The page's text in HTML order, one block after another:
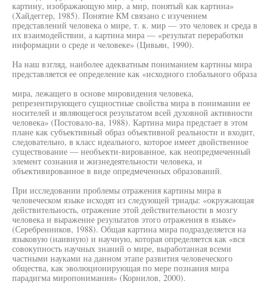
картину, изображающую мир, а мир, понятый как картина»
(Хайдеггер, 1985). Понятие КМ связано с изучением
представлений человека о мире, т. к. мир — это человек и среда в
их взаимодействии, а картина мира — «результат переработки
информации о среде и человеке» (Цивьян, 1990).
На наш взгляд, наиболее адекватным пониманием картины мира
представляется ее определение как «исходного глобального образа
мира, лежащего в основе мировидения человека,
репрезентирующего сущностные свойства мира в понимании ее
носителей и являющегося результатом всей духовной активности
человека» (Постовало-ва, 1988). Картина мира предстает в этом
плане как субъективный образ объективной реальности и входит,
следовательно, в класс идеального, которое имеет двойственное
существование — необъекти-вированное, как неопредмеченный
элемент сознания и жизнедеятельности человека, и
объективированное в виде опредмеченных образований.
При исследовании проблемы отражения картины мира в
человеческом языке исходят из следующей триады: «окружающая
действительность, отражение этой действительности в мозгу
человека и выражение результатов этого отражения в языке»
(Серебренников, 1988). Общая картина мира подразделяется на
языковую (наивную) и научную, которая определяется как «вся
совокупность научных знаний о мире, выработанная всеми
частными науками на данном этапе развития человеческого
общества, как эволюционирующая по мере познания мира
парадигма миропонимания» (Корнилов, 2000).